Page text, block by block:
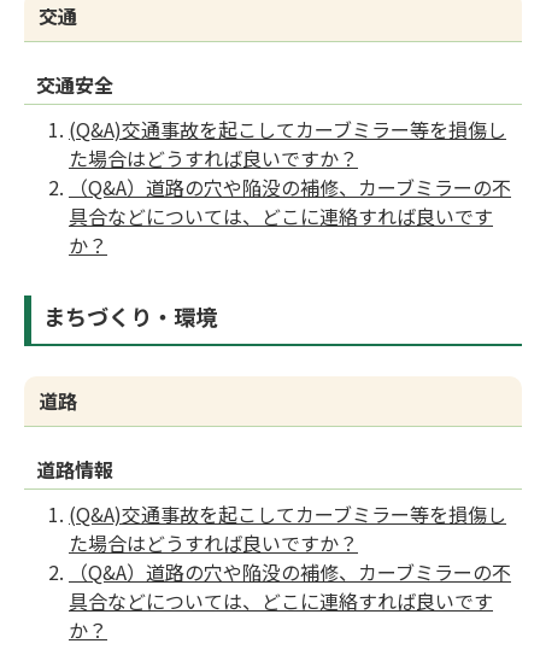
交通
交通安全
(Q&A)交通事故を起こしてカーブミラー等を損傷し
た場合はどうすれば良いですか？
（Q&A）道路の穴や陥没の補修、カーブミラーの不
具合などについては、どこに連絡すれば良いです
か？
まちづくり・環境
道路
道路情報
(Q&A)交通事故を起こしてカーブミラー等を損傷し
た場合はどうすれば良いですか？
（Q&A）道路の穴や陥没の補修、カーブミラーの不
具合などについては、どこに連絡すれば良いです
か？